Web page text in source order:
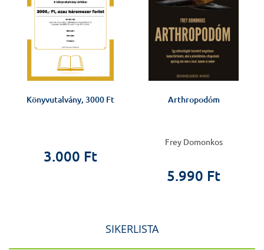
Könyvutalvány, 3000 Ft
3.000 Ft
Arthropodóm
Frey Domonkos
5.990 Ft
SIKERLISTA